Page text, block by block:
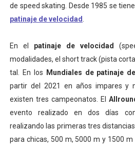
de speed skating. Desde 1985 se
patinaje de velocidad
En el patinaje de velocidad
modalidades, el short track (pista
tal. En los
Mundiales de patinaje
partir del 2021 en años impares y
existen tres campeonatos. El
evento realizado en dos días
realizando las primeras tres
para chicas, 500 m, 5000 m y 1500